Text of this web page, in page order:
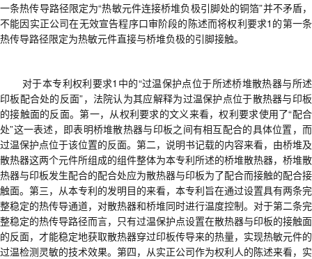
一条热传导路径限定为“热敏元件连接桥堆负极引脚处的铜箔”并不矛盾，
不能因实正公司在无效宣告程序口审阶段的陈述而将权利要求1的第一条
热传导路径限定为热敏元件直接与桥堆负极的引脚接触。
对于本专利权利要求1中的“过温保护点位于所述桥堆散热器与所述
印板配合处的反面”， 法院认为其应解释为过温保护点位于散热器与印板
的接触面的反面。第一，从权利要求的文义来看，权利要求使用了“配合
处”这一表述，即表明桥堆散热器与印板之间有相互配合的具体位置，而
过温保护点位于该位置的反面。第二，说明书记载的内容来看，由桥堆及
散热器这两个元件所组成的组件整体为本专利所述的桥堆散热器，桥堆散
热器与印板发生配合的配合处应为散热器与印板为了配合而接触的配合接
触面。第三，从本专利的发明目的来看，本专利旨在通过设置具有两条完
整稳定的热传导通道，对散热器和桥堆同时进行温度控制。对于第二条完
整稳定的热传导路径而言，只有过温保护点设置在散热器与印板的接触面
的反面，才能稳定地获取散热器穿过印板传导来的热量，实现热敏元件的
过温检测灵敏的技术效果。第四，从实正公司作为权利人的陈述来看，实